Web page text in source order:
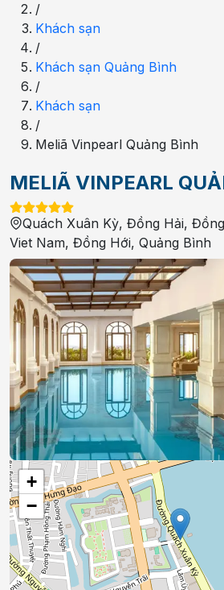
/
Khách sạn
/
Khách sạn Quảng Bình
/
Khách sạn
/
Meliã Vinpearl Quảng Bình
MELIÃ VINPEARL
Quách Xuân Kỳ, Đồng Hải,
Viet Nam, Đồng Hới, Quảng Bình
+
−